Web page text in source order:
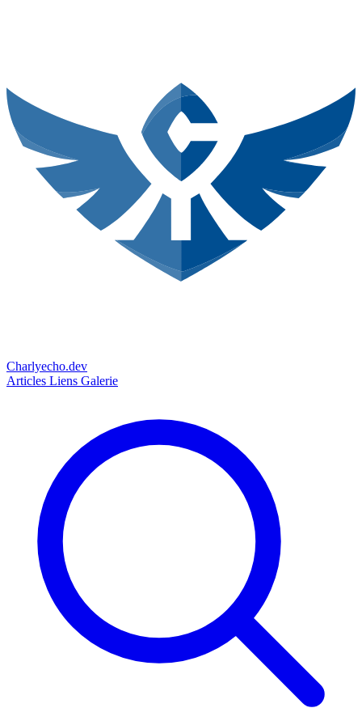
Charlyecho.dev
Articles Liens Galerie